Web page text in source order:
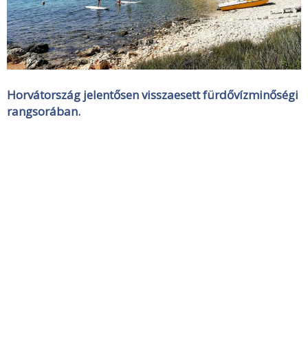
Horvátország jelentősen visszaesett fürdővízminőségi
rangsorában.